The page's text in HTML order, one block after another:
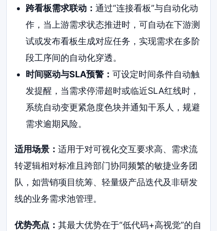
跨看板需求联动： 通过“连接看板”与自动化动
作，当上游需求状态推进时，可自动在下游测
试或发布看板生成对应任务，实现需求在多阶
段工序间的自动化穿透。
时间驱动与SLA预警： 可设定时间条件自动触
发提醒，当需求停滞超时或临近SLA红线时，
系统自动变更紧急度色块并通知干系人，规避
需求逾期风险。
适用场景：适用于对可视化交互要求高、需求流
转逻辑相对标准且跨部门协同频繁的敏捷业务团
队，如营销项目统筹、轻量级产品迭代及非研发
线的业务需求池管理。
优势亮点：其最大优势在于“低代码+高视觉”的自